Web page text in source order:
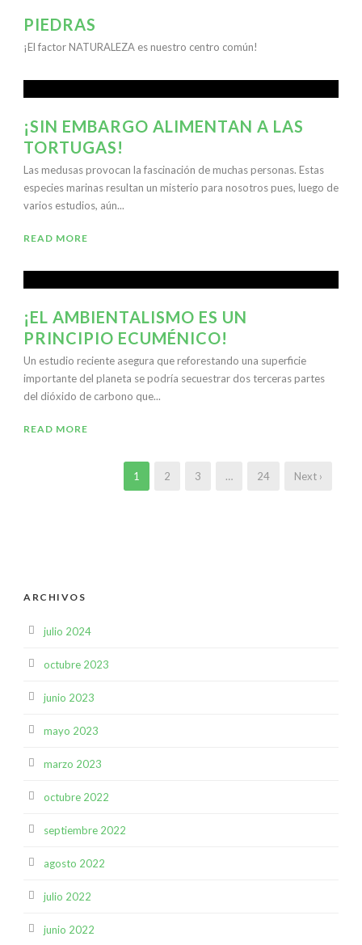
PIEDRAS
¡El factor NATURALEZA es nuestro centro común!
¡SIN EMBARGO ALIMENTAN A LAS
TORTUGAS!
Las medusas provocan la fascinación de muchas personas. Estas
especies marinas resultan un misterio para nosotros pues, luego de
varios estudios, aún...
READ MORE
¡EL AMBIENTALISMO ES UN
PRINCIPIO ECUMÉNICO!
Un estudio reciente asegura que reforestando una superficie
importante del planeta se podría secuestrar dos terceras partes
del dióxido de carbono que...
READ MORE
1 2 3 … 24 Next ›
ARCHIVOS
julio 2024
octubre 2023
junio 2023
mayo 2023
marzo 2023
octubre 2022
septiembre 2022
agosto 2022
julio 2022
junio 2022